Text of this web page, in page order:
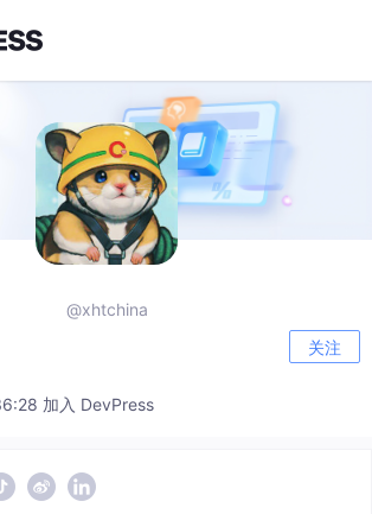
@xhtchina
关注
加入 DevPress